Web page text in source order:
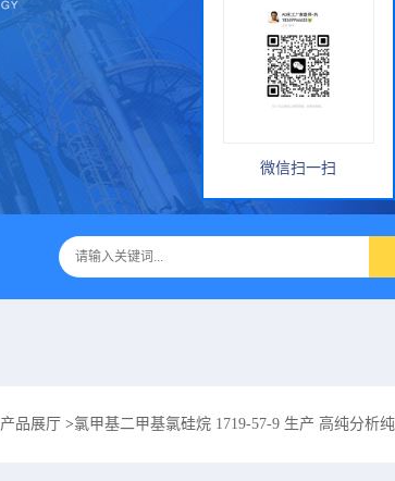
产品展厅 >氯甲基二甲基氯硅烷 1719-57-9 生产 高纯分析
微信扫一扫